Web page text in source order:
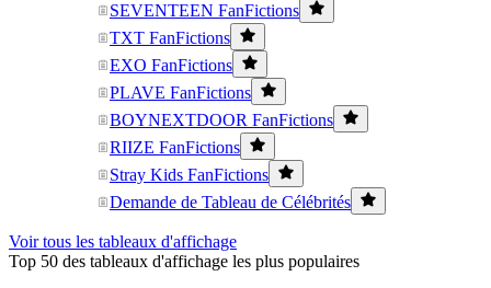
SEVENTEEN FanFictions
TXT FanFictions
EXO FanFictions
PLAVE FanFictions
BOYNEXTDOOR FanFictions
RIIZE FanFictions
Stray Kids FanFictions
Demande de Tableau de Célébrités
Voir tous les tableaux d'affichage
Top 50 des tableaux d'affichage les plus populaires